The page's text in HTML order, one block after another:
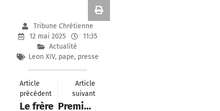
Tribune Chrétienne
12 mai 2025
11:35
Actualité
Leon XIV, pape, presse
Article
précédent
Le frère
Article
suivant
Première